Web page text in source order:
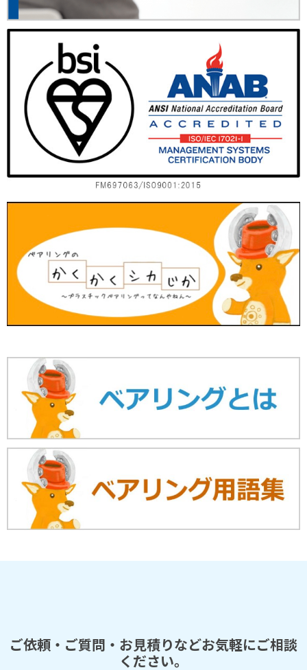
ご依頼・ご質問・お見積りなどお気軽にご相談
ください。